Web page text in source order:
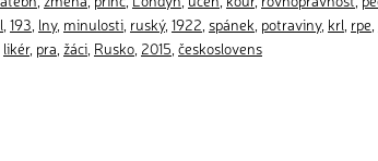
193 lny, minulosti ruský, 1922 spánek potraviny, krl rpe
likér, pra žáci Rusko 2015 českoslovens